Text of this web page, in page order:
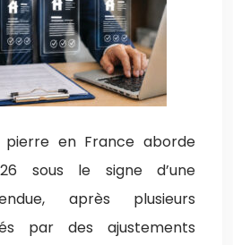
en France aborde
sous le signe d’une
après plusieurs
par des ajustements